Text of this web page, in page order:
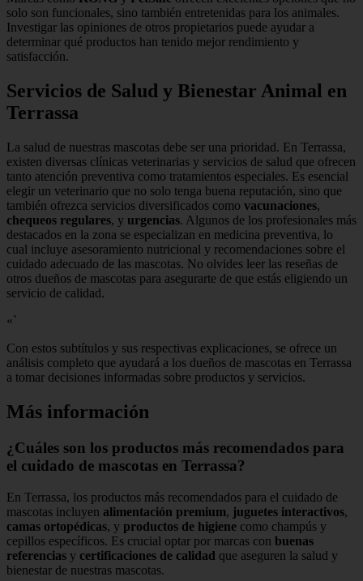
solo son funcionales, sino también entretenidas para los animales.
Investigar las opiniones de otros propietarios puede ayudar a
determinar qué productos han tenido mejor rendimiento y
satisfacción.
Servicios de Salud y Bienestar Animal en
Terrassa
La salud de nuestras mascotas debe ser una prioridad. En Terrassa,
existen diversas clínicas veterinarias y servicios de salud que ofrecen
tanto atención preventiva como tratamientos especiales. Es esencial
elegir un veterinario que no solo tenga buena reputación, sino que
también ofrezca servicios diversificados como vacunaciones,
chequeos regulares, y urgencias. Algunos de los profesionales más
destacados en la zona se especializan en medicina preventiva, lo
cual incluye asesoramiento nutricional y recomendaciones sobre el
cuidado adecuado de las mascotas. No olvides leer las reseñas de
otros dueños de mascotas para asegurarte de que estás eligiendo un
servicio de calidad.
«`
Con estos subtítulos y sus respectivas explicaciones, se ofrece un
análisis completo que ayudará a los dueños de mascotas en Terrassa
a tomar decisiones informadas sobre productos y servicios.
Más información
¿Cuáles son los productos más recomendados para
el cuidado de mascotas en Terrassa?
En Terrassa, los productos más recomendados para el cuidado de
mascotas incluyen alimentación premium, juguetes interactivos,
camas ortopédicas, y productos de higiene como champús y
cepillos específicos. Es crucial optar por marcas con buenas
referencias y certificaciones de calidad que aseguren la salud y
bienestar de nuestras mascotas.